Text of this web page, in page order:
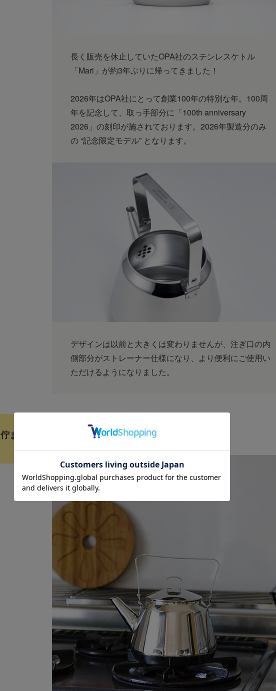
長く販売を休止していたOPA社のステンレスケトル
「Mari」が約3年ぶりに帰ってきました！
2026年はOPA社にとって創業100年の特別な年。100周
年を記念して、取っ手部分に「100th anniversary
2026」の刻印が施されております。2026年製造分のみ
の “記念限定モデル” となります。
デザインは以前と大きくは変わりませんが、注ぎ口の内
側部分がストレーナー仕様になり、より便利にご使用い
ただけるようになりました。
佇まいの美しいケトル